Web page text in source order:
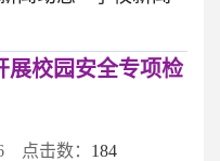
展校园安全专项检
点击数： 184